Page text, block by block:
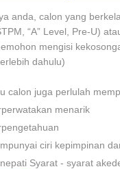
anda, calon yang
“A” Level, Pre-U)
mengisi
dahulu)
calon juga perlulah
menarik
ciri kepimpinan
Syarat - syarat